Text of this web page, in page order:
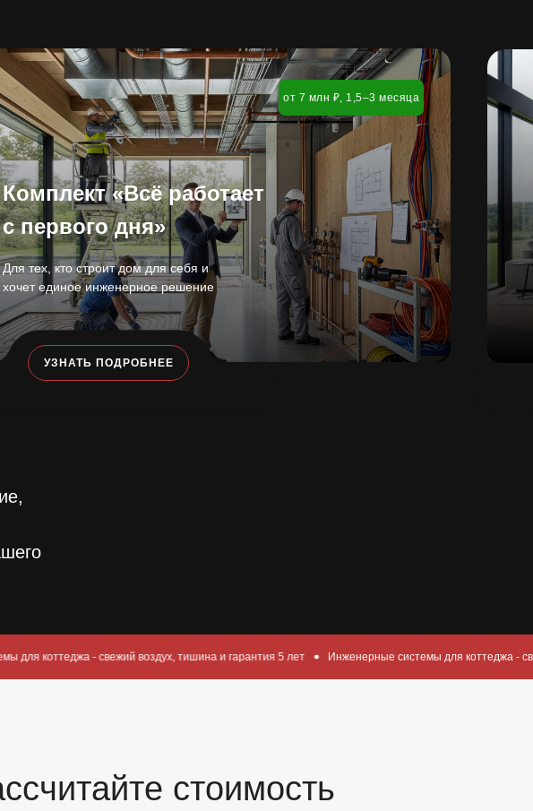
Комплект «Всё работает
с первого дня»
Для тех, кто строит дом для себя и
хочет единое инженерное решение
от 7 млн ₽, 1,5–3 месяца
УЗНАТЬ ПОДРОБНЕЕ
воздух, тишина и гарантия 5 лет Инженерные системы для коттеджа - свежий воздух,
стоимость